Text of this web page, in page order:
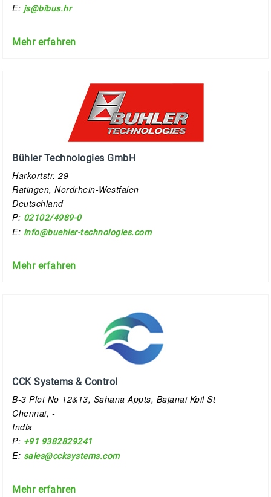
E: js@bibus.hr
Mehr erfahren
Bühler Technologies GmbH
Harkortstr. 29
Ratingen, Nordrhein-Westfalen
Deutschland
P: 02102/4989-0
E: info@buehler-technologies.com
Mehr erfahren
CCK Systems & Control
B-3 Plot No 12&13, Sahana Appts, Bajanai Koil St
Chennai, -
India
P: +91 9382829241
E: sales@ccksystems.com
Mehr erfahren